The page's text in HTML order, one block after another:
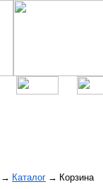
→ Каталог → Корзина